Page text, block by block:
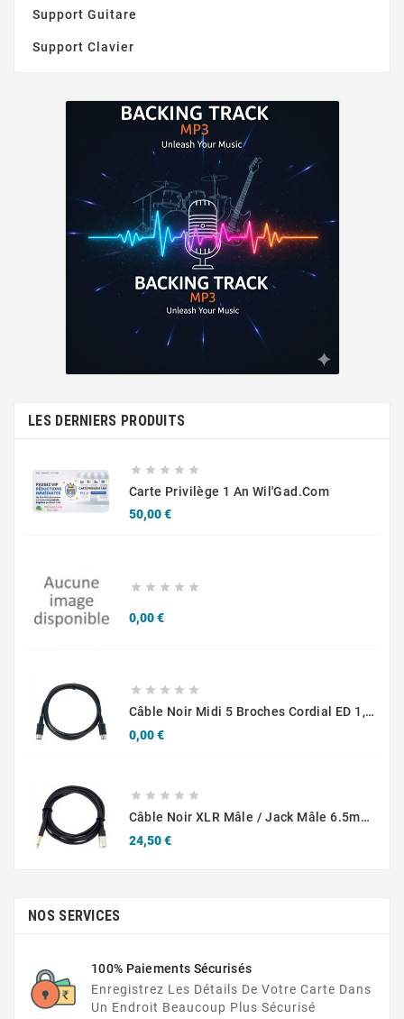
Support Guitare
Support Clavier
LES DERNIERS PRODUITS
    
Carte Privilège 1 An Wil'Gad.Com
50,00 €Prix
    
0,00 €Prix
    
Câble Noir Midi 5 Broches Cordial ED 1,5 Eléments AA
0,00 €Prix
    
Câble Noir XLR Mâle / Jack Mâle 6.5mm Mono Cordial CCM 5 MP
24,50 €Prix
NOS SERVICES
100% Paiements Sécurisés
Enregistrez Les Détails De Votre Carte Dans
Un Endroit Beaucoup Plus Sécurisé